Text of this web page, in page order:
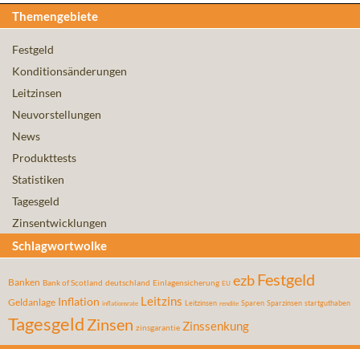
Themengebiete
Festgeld
Konditionsänderungen
Leitzinsen
Neuvorstellungen
News
Produkttests
Statistiken
Tagesgeld
Zinsentwicklungen
Schlagwortwolke
Banken Bank of Scotland deutschland Einlagensicherung EU ezbFestgeld
Geldanlage Inflation inflationsrate Leitzins Leitzinsen rendite Sparen Sparzinsen startguthaben
Tagesgeld Zinsen zinsgarantie Zinssenkung